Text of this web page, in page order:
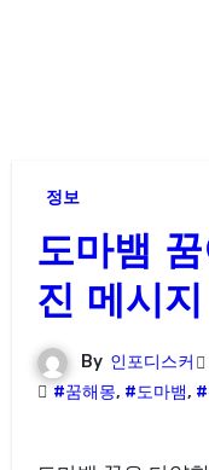
정보
도마뱀
진 메시지
By 인포디스커
#꿈해몽, #도마뱀,